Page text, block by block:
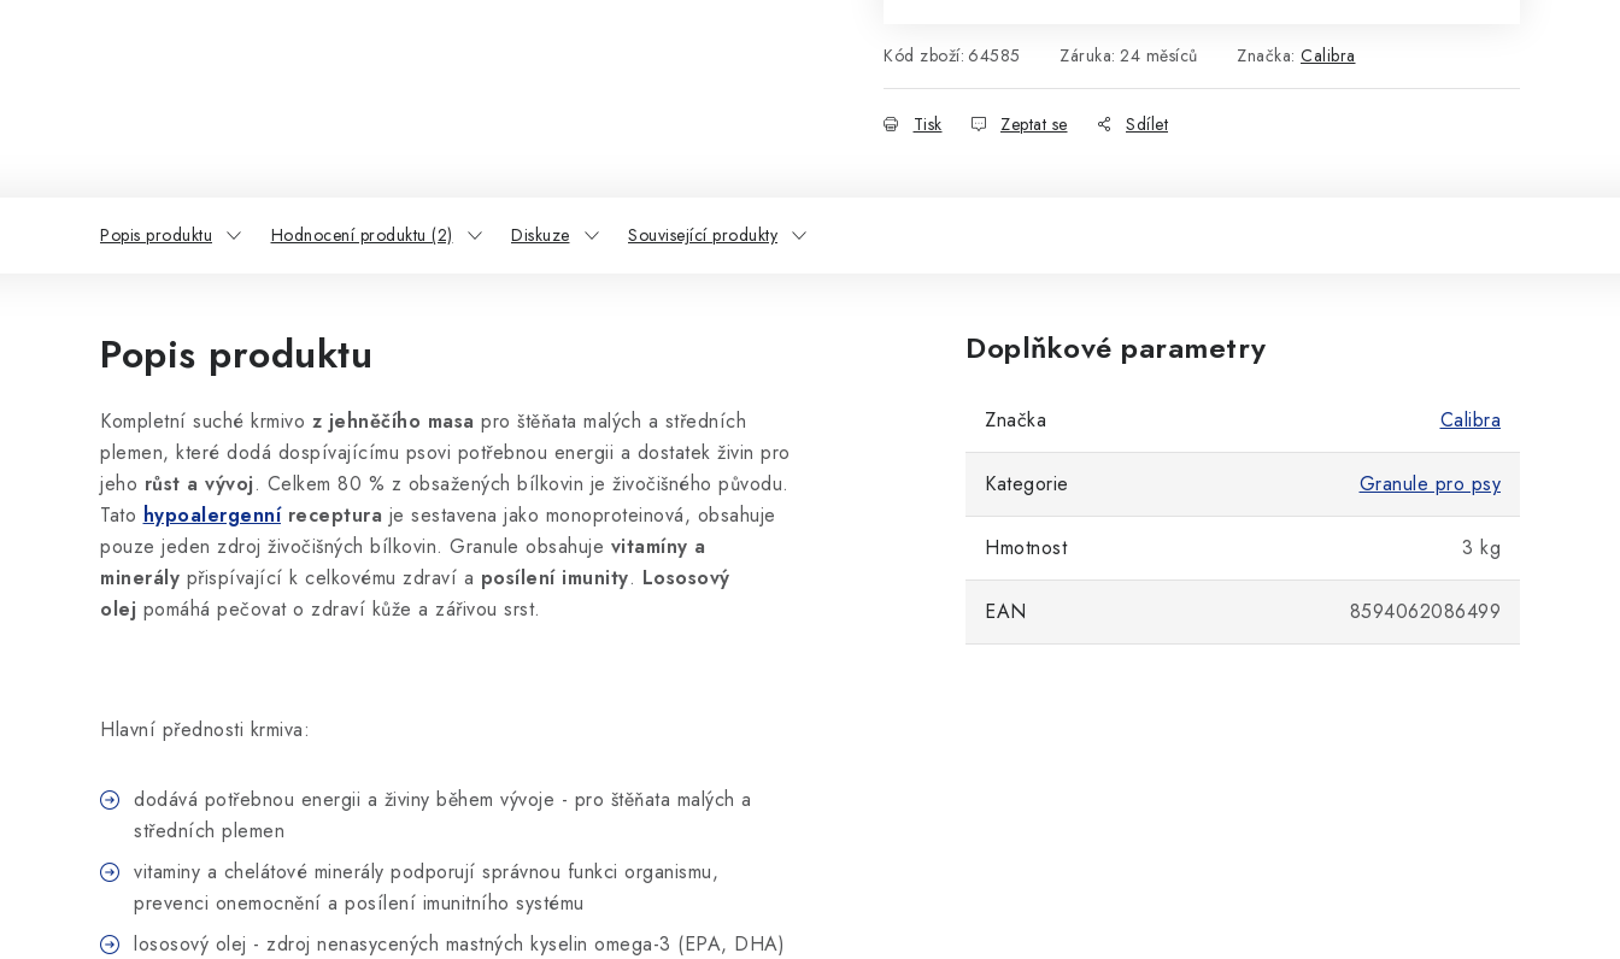
Kód zboží: 64585 Záruka: 24 měsíců Značka: Calibra
Tisk Zeptat se Sdílet
Popis produktu Hodnocení produktu (2) Diskuze Související produkty
Popis produktu
Kompletní suché krmivo z jehněčího masa pro štěňata malých a středních
plemen, které dodá dospívajícímu psovi potřebnou energii a dostatek živin pro
jeho růst a vývoj. Celkem 80 % z obsažených bílkovin je živočišného původu.
Tato hypoalergenníreceptura je sestavena jako monoproteinová, obsahuje
pouze jeden zdroj živočišných bílkovin. Granule obsahuje vitamíny a
minerály přispívající k celkovému zdraví a posílení imunity. Lososový
olej pomáhá pečovat o zdraví kůže a zářivou srst.
Hlavní přednosti krmiva:
dodává potřebnou energii a živiny během vývoje - pro štěňata malých a
středních plemen
vitaminy a chelátové minerály podporují správnou funkci organismu,
prevenci onemocnění a posílení imunitního systému
lososový olej - zdroj nenasycených mastných kyselin omega-3 (EPA, DHA)
Doplňkové parametry
Značka Calibra
Kategorie Granule pro psy
Hmotnost 3 kg
EAN 8594062086499